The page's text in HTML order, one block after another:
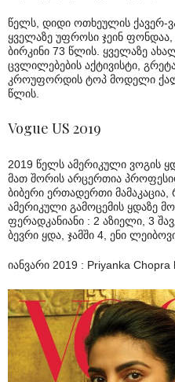
წელს, დიდი ოთხეულის ქავერ-
ყველაზე უფროსი ჯეინ ფონდაა,
ბირკინი 73 წლის. ყველაზე
ცვლილებების აქტივისტი,
კროუფორდის ტოპ მოდელი
წლის.
Vogue US 2019
2019 წელს ამერიკული ვოგის
მათ შორის არცერთია
ბიბერი ერთადერთი
ამერიკული გამოცემის ყდაზე
ფერადკანიანი : 2 აზიელი, 3
ბევრი ყდა, ჯამში 4, ენი
იანვარი 2019 : Priyanka Chopra